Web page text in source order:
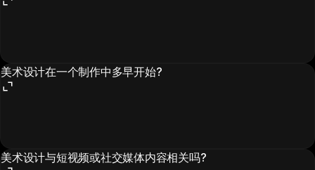
美术设计在一个制作中多早开始?
美术设计与短视频或社交媒体内容相关吗?